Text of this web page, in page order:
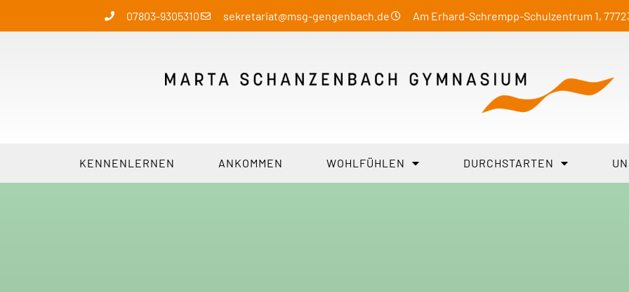
07803-9305310 sekretariat@msg-gengenbach.de Am Erhard-Schrempp-Schulzentrum 1,
KENNENLERNEN ANKOMMEN WOHLFÜHLEN DURCHSTARTEN